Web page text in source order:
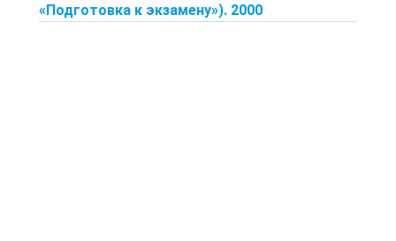
«Подготовка к экзамену»). 2000